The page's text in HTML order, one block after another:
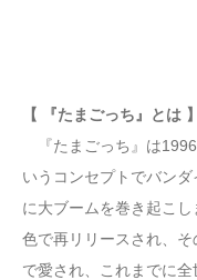
【 『たまごっち』とは 】
『たまごっち』は1996
いうコンセプトでバン
に大ブームを巻き起こ
色で再リリースされ、
で愛され、これまでに全